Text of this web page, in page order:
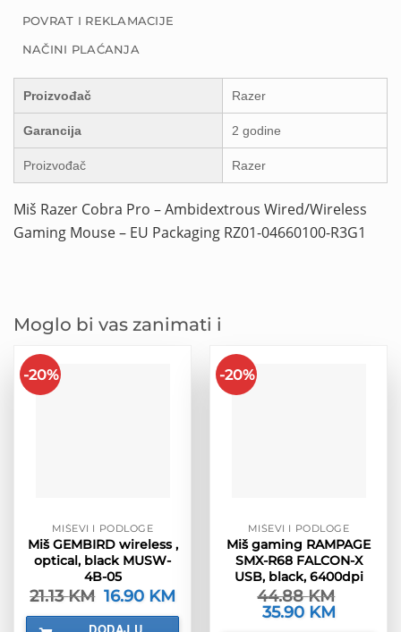
POVRAT I REKLAMACIJE
NAČINI PLAĆANJA
Proizvođač Razer
Garancija 2 godine
Proizvođač Razer
Miš Razer Cobra Pro – Ambidextrous Wired/Wireless
Gaming Mouse – EU Packaging RZ01-04660100-R3G1
Moglo bi vas zanimati i
-20%
MIŠEVI I PODLOGE
Miš GEMBIRD wireless ,
optical, black MUSW-
4B-05
21.13KM Izvorna
cijena
bila
16.90 KM
je:
DODAJ U
-20%
MIŠEVI I PODLOGE
Miš gaming RAMPAGE
SMX-R68 FALCON-X
USB, black, 6400dpi
44.88KM
Izvorna
cijena
35.90 KM